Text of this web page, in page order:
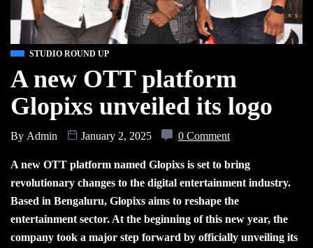
STUDIO ROUND UP
A new OTT platform
Glopixs unveiled its logo
By Admin January 2, 2025 0 Comment
A new OTT platform named Glopixs is set to bring
revolutionary changes to the digital entertainment industry.
Based in Bengaluru, Glopixs aims to reshape the
entertainment sector. At the beginning of this new year, the
company took a major step forward by officially unveiling its